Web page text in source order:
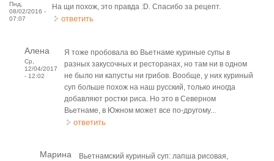
Пнд,
08/02/2016 -
07:07
На щи похож, это правда :D. Спасибо за рецепт.
ответить
Алена
Ср,
12/04/2017
- 12:02
Я тоже пробовала во Вьетнаме куриные супы в
разных закусочных и ресторанах, но там ни в одном
не было ни капусты ни грибов. Вообще, у них куриный
суп больше похож на наш русский, только иногда
добавляют ростки риса. Но это в Северном
Вьетнаме, в Южном может все по-другому...
ответить
Марина
Вьетнамский куриный суп: лапша рисовая,